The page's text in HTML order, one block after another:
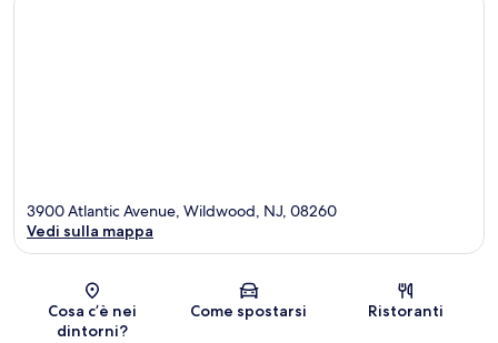
Mappa
3900 Atlantic Avenue, Wildwood, NJ, 08260
Vedi sulla mappa
Cosa c’è nei
dintorni?
Come spostarsi Ristoranti